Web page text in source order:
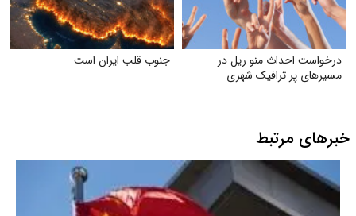
درخواست احداث منو ریل در
مسیرهای پر ترافیک شهری
جنوب قلب ایران است
خبرهای مرتبط